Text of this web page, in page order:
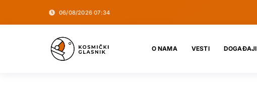
06/08/2026 07:34
O NAMA VESTI DOGAĐAJI